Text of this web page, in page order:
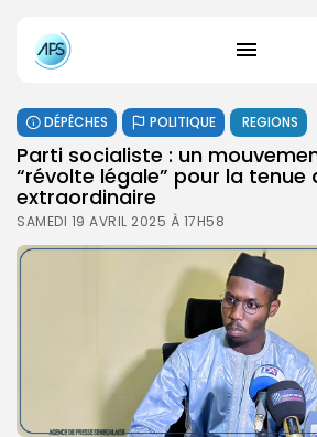
DÉPÊCHES POLITIQUE REGIONS
Parti socialiste : un
“révolte légale” pour la tenue
extraordinaire
SAMEDI 19 AVRIL 2025 À 17H58